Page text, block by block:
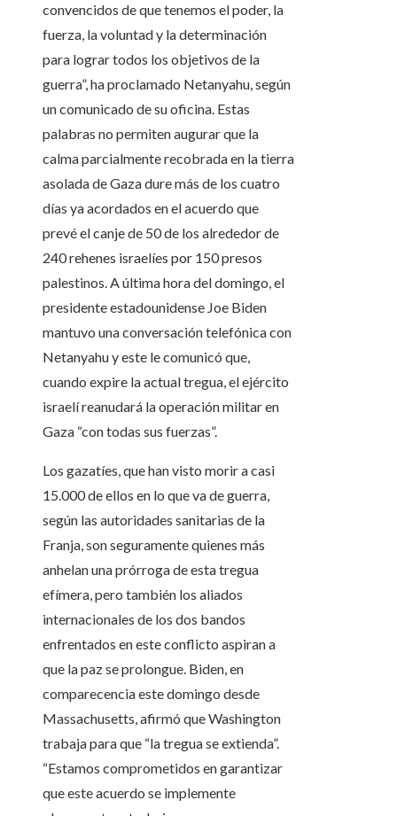
convencidos de que tenemos el poder, la
fuerza, la voluntad y la determinación
para lograr todos los objetivos de la
guerra”, ha proclamado Netanyahu, según
un comunicado de su oficina. Estas
palabras no permiten augurar que la
calma parcialmente recobrada en la tierra
asolada de Gaza dure más de los cuatro
días ya acordados en el acuerdo que
prevé el canje de 50 de los alrededor de
240 rehenes israelíes por 150 presos
palestinos. A última hora del domingo, el
presidente estadounidense Joe Biden
mantuvo una conversación telefónica con
Netanyahu y este le comunicó que,
cuando expire la actual tregua, el ejército
israelí reanudará la operación militar en
Gaza “con todas sus fuerzas”.
Los gazatíes, que han visto morir a casi
15.000 de ellos en lo que va de guerra,
según las autoridades sanitarias de la
Franja, son seguramente quienes más
anhelan una prórroga de esta tregua
efímera, pero también los aliados
internacionales de los dos bandos
enfrentados en este conflicto aspiran a
que la paz se prolongue. Biden, en
comparecencia este domingo desde
Massachusetts, afirmó que Washington
trabaja para que “la tregua se extienda”.
“Estamos comprometidos en garantizar
que este acuerdo se implemente